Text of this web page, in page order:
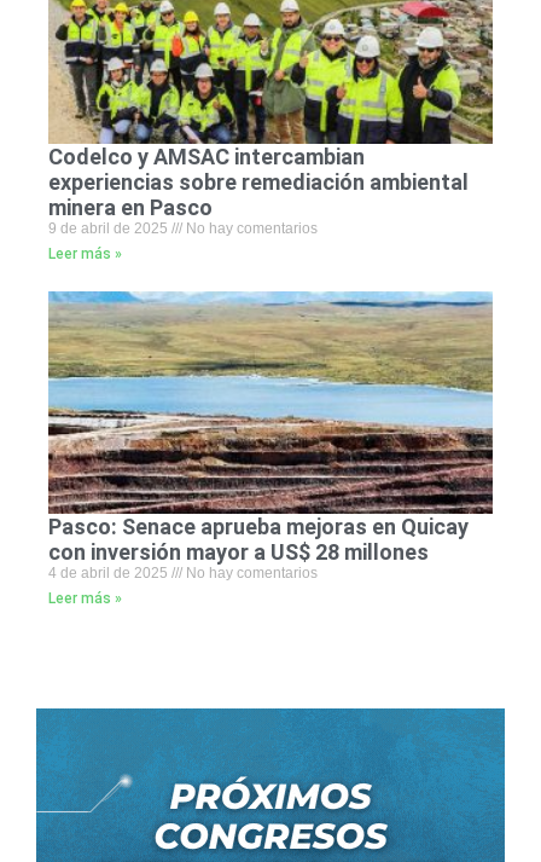
Codelco y AMSAC intercambian
experiencias sobre remediación ambiental
minera en Pasco
9 de abril de 2025
No hay comentarios
Leer más »
Pasco: Senace aprueba mejoras en Quicay
con inversión mayor a US$ 28 millones
4 de abril de 2025
No hay comentarios
Leer más »